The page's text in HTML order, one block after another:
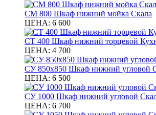
СМ 800 Шкаф нижний мойка Скала
ЦЕНА: 6 600
СТ 400 Шкаф нижний торцевой
ЦЕНА: 4 700
СУ 850х850 Шкаф нижний угловой
ЦЕНА: 6 500
СУ 1000 Шкаф нижний угловой
ЦЕНА: 6 700